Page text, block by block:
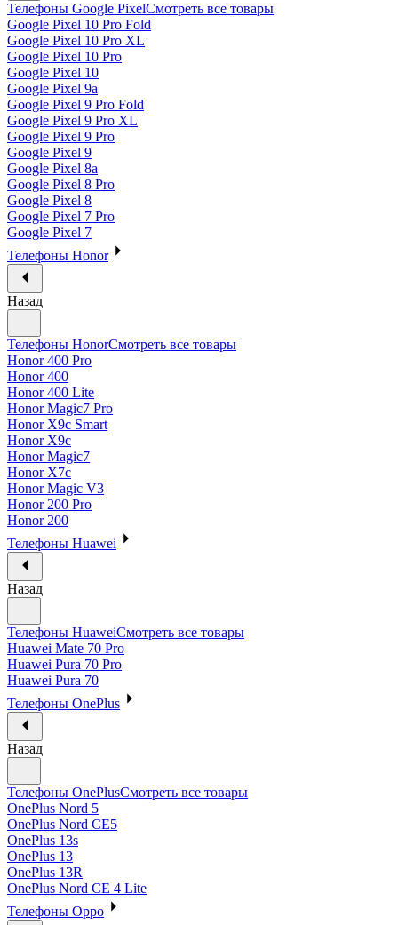
Телефоны Google PixelСмотреть все товары
Google Pixel 10 Pro Fold
Google Pixel 10 Pro XL
Google Pixel 10 Pro
Google Pixel 10
Google Pixel 9a
Google Pixel 9 Pro Fold
Google Pixel 9 Pro XL
Google Pixel 9 Pro
Google Pixel 9
Google Pixel 8a
Google Pixel 8 Pro
Google Pixel 8
Google Pixel 7 Pro
Google Pixel 7
Телефоны Honor
Назад
Телефоны HonorСмотреть все товары
Honor 400 Pro
Honor 400
Honor 400 Lite
Honor Magic7 Pro
Honor X9c Smart
Honor X9c
Honor Magic7
Honor X7c
Honor Magic V3
Honor 200 Pro
Honor 200
Телефоны Huawei
Назад
Телефоны HuaweiСмотреть все товары
Huawei Mate 70 Pro
Huawei Pura 70 Pro
Huawei Pura 70
Телефоны OnePlus
Назад
Телефоны OnePlusСмотреть все товары
OnePlus Nord 5
OnePlus Nord CE5
OnePlus 13s
OnePlus 13
OnePlus 13R
OnePlus Nord CE 4 Lite
Телефоны Oppo